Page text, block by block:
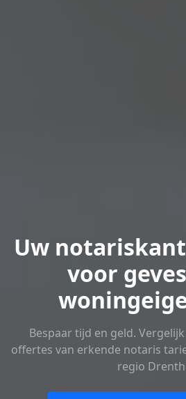
Uw
voor
Bespaar tijd en geld.
offertes van erkende notaris
regio